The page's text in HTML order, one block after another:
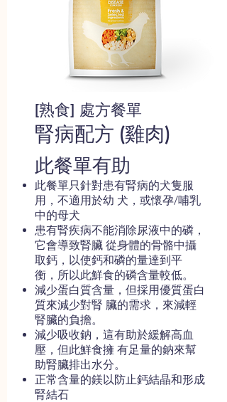
[熟食] 處方餐單
腎病配方 (雞肉)
此餐單有助
此餐單只針對患有腎病的犬隻服
用，不適用於幼 犬，或懷孕/哺乳
中的母犬
患有腎疾病不能消除尿液中的磷，
它會導致腎臟 從身體的骨骼中攝
取鈣，以使鈣和磷的量達到平
衡，所以此鮮食的磷含量較低。
減少蛋白質含量，但採用優質蛋白
質來減少對腎 臟的需求，來減輕
腎臟的負擔。
減少吸收鈉，這有助於緩解高血
壓，但此鮮食擁 有足量的鈉來幫
助腎臟排出水分。
正常含量的鎂以防止鈣結晶和形成
腎結石